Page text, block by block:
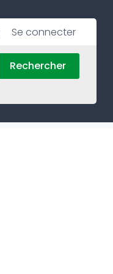
Se connecter
Rechercher